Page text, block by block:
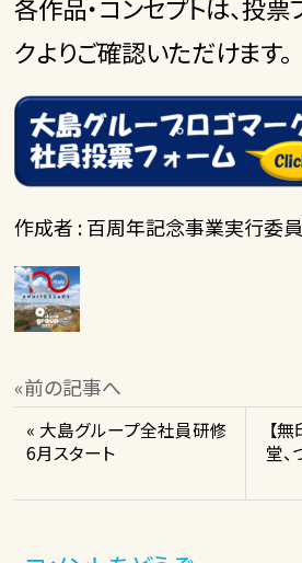
各作品・コンセプトは、投票
クよりご確認いただけます。
作成者 : 百周年記念事業実行委
«前の記事へ
« 大島グループ全社員研修
6月スタート
【
堂